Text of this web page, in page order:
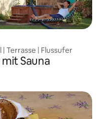
Terrasse | Flussufer
Sauna